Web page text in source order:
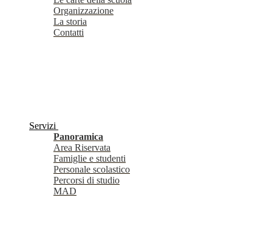
Organizzazione
La storia
Contatti
Servizi
Panoramica
Area Riservata
Famiglie e studenti
Personale scolastico
Percorsi di studio
MAD